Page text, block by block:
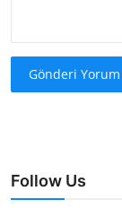
Gönderi Yorum
Follow Us